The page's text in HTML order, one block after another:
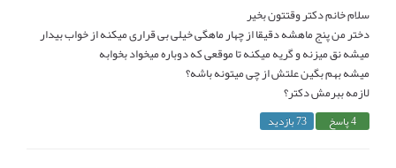
سلام خانم دکتر وقتتون بخیر
دختر من پنج ماهشه دقیقا از چهار ماهگی خیلی بی قراری میکنه از خواب بیدار
میشه نق میزنه و گریه میکنه تا موقعی که دوباره میخواد بخوابه
میشه بهم بگین علتش از چی میتونه باشه؟
لازمه ببرمش دکتر؟
4 پاسخ 73 بازدید